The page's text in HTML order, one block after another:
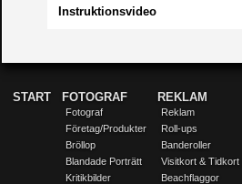
Instruktionsvideo
START FOTOGRAF
Fotograf
Företag/Produkter
Bröllop
Blandade Porträtt
Kritikbilder
REKLAM
Reklam
Roll-ups
Banderoller
Visitkort & Tidkort
Beachflaggor